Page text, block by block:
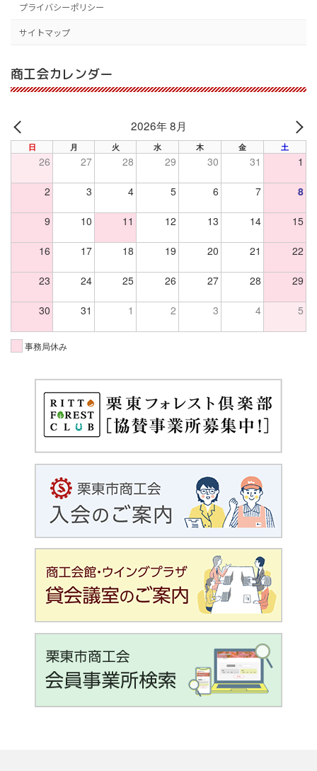
プライバシーポリシー
サイトマップ
商工会カレンダー
PREV
2026年 8月
日 月 火 水 木 金 土
26 27 28 29 30 31 1
2 3 4 5 6 7 8
9 10 11 12 13 14 15
16 17 18 19 20 21 22
23 24 25 26 27 28 29
30 31 1 2 3 4 5
事務局休み